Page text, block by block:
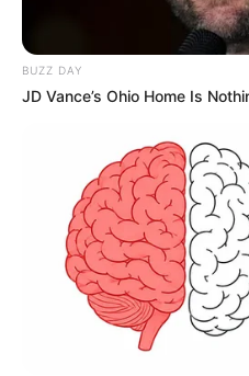
BUZZ DAY
JD Vance’s Ohio Home Is